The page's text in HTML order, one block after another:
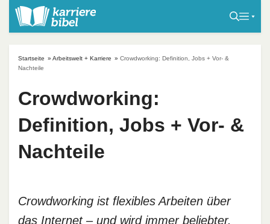
Startseite » Arbeitswelt + Karriere » Crowdworking: Definition, Jobs + Vor- &
Nachteile
Crowdworking:
Definition, Jobs + Vor- &
Nachteile
Crowdworking ist flexibles Arbeiten über
das Internet – und wird immer beliebter.